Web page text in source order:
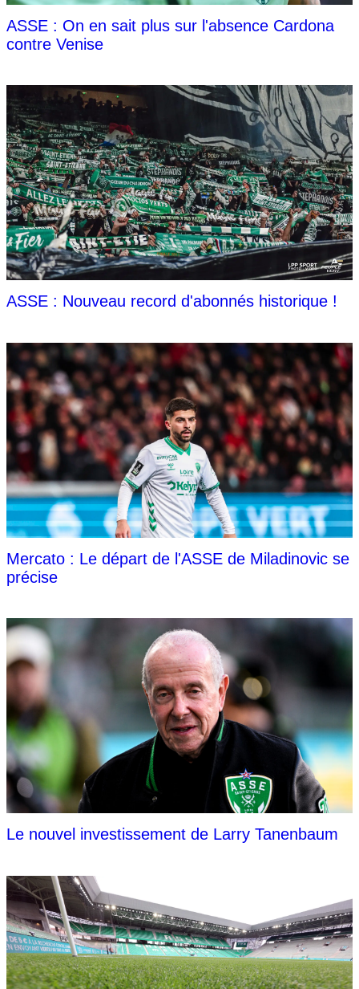
ASSE : On en sait plus sur l'absence Cardona
contre Venise
ASSE : Nouveau record d'abonnés historique !
Mercato : Le départ de l'ASSE de Miladinovic se
précise
Le nouvel investissement de Larry Tanenbaum